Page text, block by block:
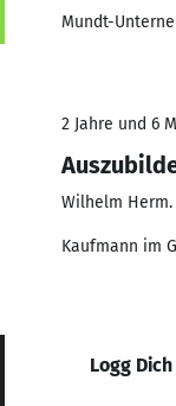
Mundt-
2 Jahre und 6
Wilhelm Herm.
Kaufmann im
Logg